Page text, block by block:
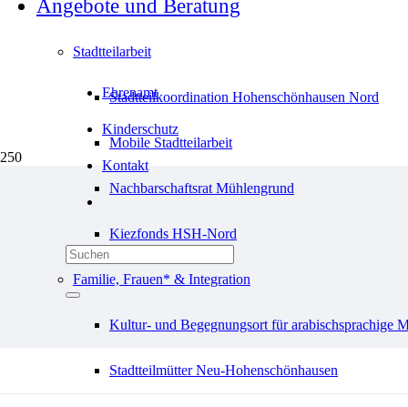
Ehrenamt
Kinderschutz
Kontakt
Angebote und Beratung
Stadtteilarbeit
Stadtteilkoordination Hohenschönhausen Nord
Mobile Stadtteilarbeit
Nachbarschaftsrat Mühlengrund
Kiezfonds HSH-Nord
Familie, Frauen* & Integration
Kultur- und Begegnungsort für arabischsprachige
Stadtteilmütter Neu-Hohenschönhausen